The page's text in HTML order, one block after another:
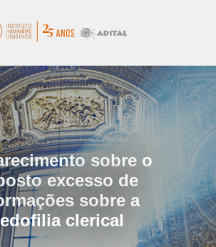
sobre o
excesso de
sobre a
clerical